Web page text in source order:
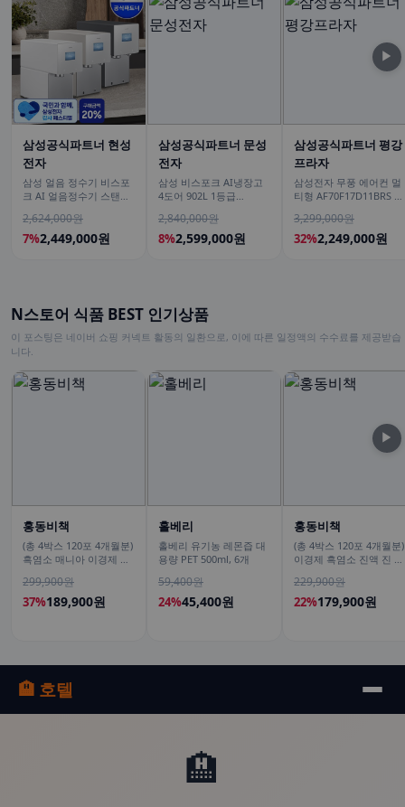
삼성공식파트너 현성
전자
삼성 얼음 정수기 비스포
크 AI 얼음정수기 스탠드
수 냉온 정수
2,624,000원
7%2,449,000원
삼성공식파트너 문성
전자
삼성 비스포크 AI냉장고
4도어 902L 1등급
베이지 푸드쇼케이스
2,840,000원
8%2,599,000원
삼성공식파트너 평강
프라자
삼성전자 무풍 에어컨 멀
티형 AF70F17D11BRS 일
무료
3,299,000원
32%2,249,000원
▶
N스토어 식품 BEST 인기상품
이 포스팅은 네이버 쇼핑 커넥트 활동의 일환으로, 이에 따른 일정액의 수수료를 제공받습
니다.
홍동비책
(총 4박스 120포 4개월분)
흑염소 매니아 이경제 흑
국내산 이경재 30포
15ml, 4개
299,900원
37%189,900원
홀베리
홀베리 유기농 레몬즙 대
용량 PET 500ml, 6개
59,400원
24%45,400원
홍동비책
(총 4박스 120포 4개월분)
이경제 흑염소 진액 진 엑
뉴얼 70ml 30포, 4개
229,900원
22%179,900원
▶
🏨 호텔
🏨